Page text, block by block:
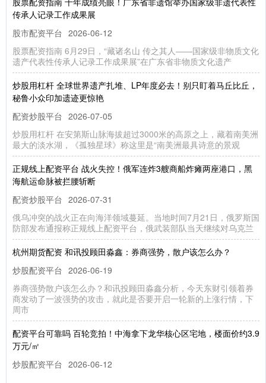
传承人记录工作成果展
股市配资平台 2026-06-12
股票配资指南 6月29日，“藏诸名山 传之其人——国家级非物质文化
遗产代表性传承人记录工作成果展”在广东省非物质文化遗产
炒股用杠杆 全球世界遗产扎堆、LP年度必去！别只盯着马丘比丘，
秘鲁小众印加遗迹更惊艳
配资炒股平台 2026-07-05
炒股用杠杆 在安第斯山脉海拔超过3000米的高原之上，藏着南美洲
最大的淡水湖，《孤独星球》称这里是“南美洲最具诗意的景观
正规线上配资平台 战火失控！俄军连炸3艘商船炸瘫两座港口，黑
海航运命脉被拦腰斩断
配资炒股平台 2026-07-31
俄乌冲突的战火正在向海洋领域蔓延。当地时间7月21日，俄罗斯国
防部发布通报称正规线上配资平台，俄武装部队当天继续对乌克兰
杭州期货配资 和讯投顾田淼鑫：券商强势，散户该怎么办？
炒股配资平台 2026-06-19
券商强势散户该怎么办？和讯投顾田淼鑫分析，今天东财引领着券
商发动了一波强势的攻击，就此是否要开启一轮新的上涨行情，下
周市
配资平台可靠吗 百轮竞拍！中海拿下龙华核心区宅地，楼面价约3.9
万元/㎡
炒股配资平台 2026-06-12